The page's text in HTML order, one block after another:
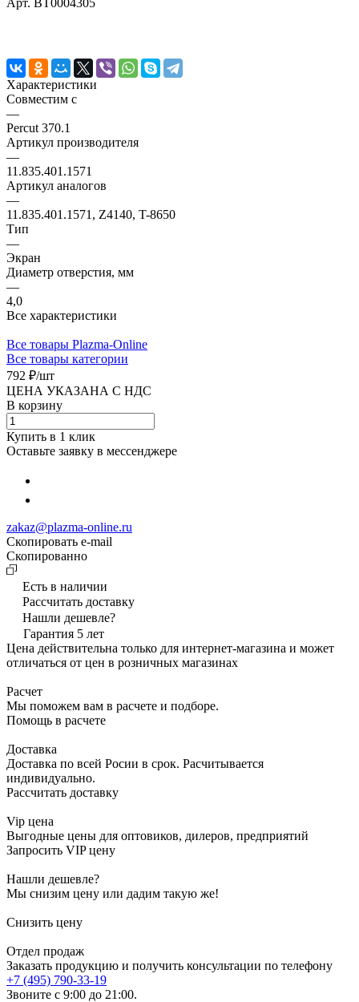
Характеристики
Совместим с
—
Percut 370.1
Артикул производителя
—
11.835.401.1571
Артикул аналогов
—
11.835.401.1571, Z4140, T-8650
Тип
—
Экран
Диаметр отверстия, мм
—
4,0
Все характеристики
Все товары Plazma-Online
Все товары категории
792 ₽/шт
ЦЕНА УКАЗАНА С НДС
В корзину
Купить в 1 клик
Оставьте заявку в мессенджере
zakaz@plazma-online.ru
Скопировать e-mail
Cкопированно
Есть в наличии
Рассчитать доставку
Нашли дешевле?
Гарантия 5 лет
Цена действительна только для интернет-магазина и может
отличаться от цен в розничных магазинах
Расчет
Мы поможем вам в расчете и подборе.
Помощь в расчете
Доставка
Доставка по всей Росии в срок. Расчитывается
индивидуально.
Рассчитать доставку
Vip цена
Выгодные цены для оптовиков, дилеров, предприятий
Запросить VIP цену
Нашли дешевле?
Мы снизим цену или дадим такую же!
Снизить цену
Отдел продаж
Заказать продукцию и получить консультации по телефону
+7 (495) 790-33-19
Звоните с 9:00 до 21:00.